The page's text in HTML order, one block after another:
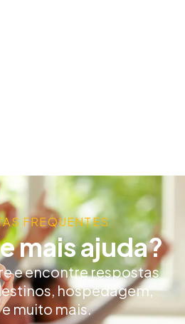
FREQUENTES
mais ajuda?
e encontre respostas
hospedagem,
muito mais.